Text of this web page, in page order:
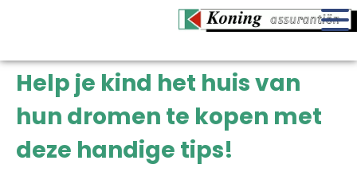
Help je kind het huis van
hun dromen te kopen met
deze handige tips!